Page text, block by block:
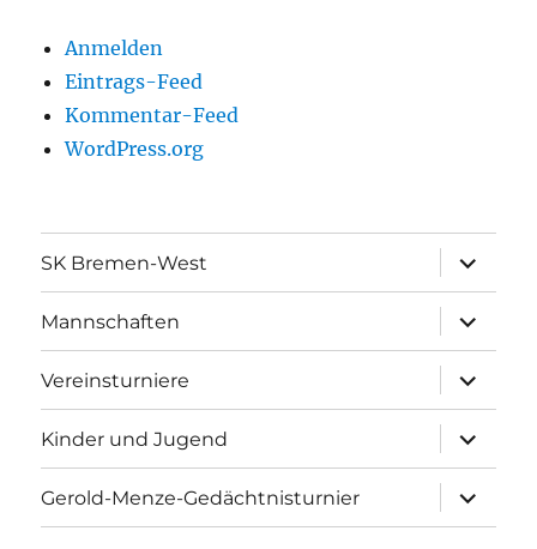
Anmelden
Eintrags-Feed
Kommentar-Feed
WordPress.org
SK Bremen-West
öffnen
Mannschaften
öffnen
Vereinsturniere
öffnen
Kinder und Jugend
öffnen
Gerold-Menze-Gedächtnisturnier
öffnen